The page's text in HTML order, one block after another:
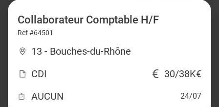
Collaborateur Comptable H/F
Ref #64501
13 - Bouches-du-Rhône
CDI
30/38K€
AUCUN
24/07